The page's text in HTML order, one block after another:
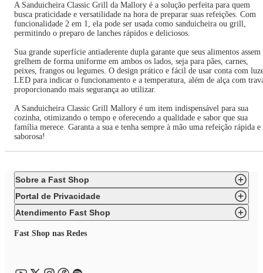
A Sanduicheira Classic Grill da Mallory é a solução perfeita para quem
busca praticidade e versatilidade na hora de preparar suas refeições. Com
funcionalidade 2 em 1, ela pode ser usada como sanduicheira ou grill,
permitindo o preparo de lanches rápidos e deliciosos.
Sua grande superfície antiaderente dupla garante que seus alimentos assem
grelhem de forma uniforme em ambos os lados, seja para pães, carnes,
peixes, frangos ou legumes. O design prático e fácil de usar conta com
LED para indicar o funcionamento e a temperatura, além de alça com
proporcionando mais segurança ao utilizar.
A Sanduicheira Classic Grill Mallory é um item indispensável para sua
cozinha, otimizando o tempo e oferecendo a qualidade e sabor que sua
família merece. Garanta a sua e tenha sempre à mão uma refeição rápida e
saborosa!
Sobre a Fast Shop
Portal de Privacidade
Atendimento Fast Shop
Fast Shop nas Redes